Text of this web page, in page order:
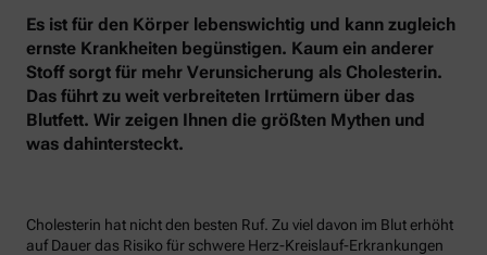
Es ist für den Körper lebenswichtig und kann zugleich
ernste Krankheiten begünstigen. Kaum ein anderer
Stoff sorgt für mehr Verunsicherung als Cholesterin.
Das führt zu weit verbreiteten Irrtümern über das
Blutfett. Wir zeigen Ihnen die größten Mythen und
was dahintersteckt.
Cholesterin hat nicht den besten Ruf. Zu viel davon im Blut erhöht
auf Dauer das Risiko für schwere Herz-Kreislauf-Erkrankungen